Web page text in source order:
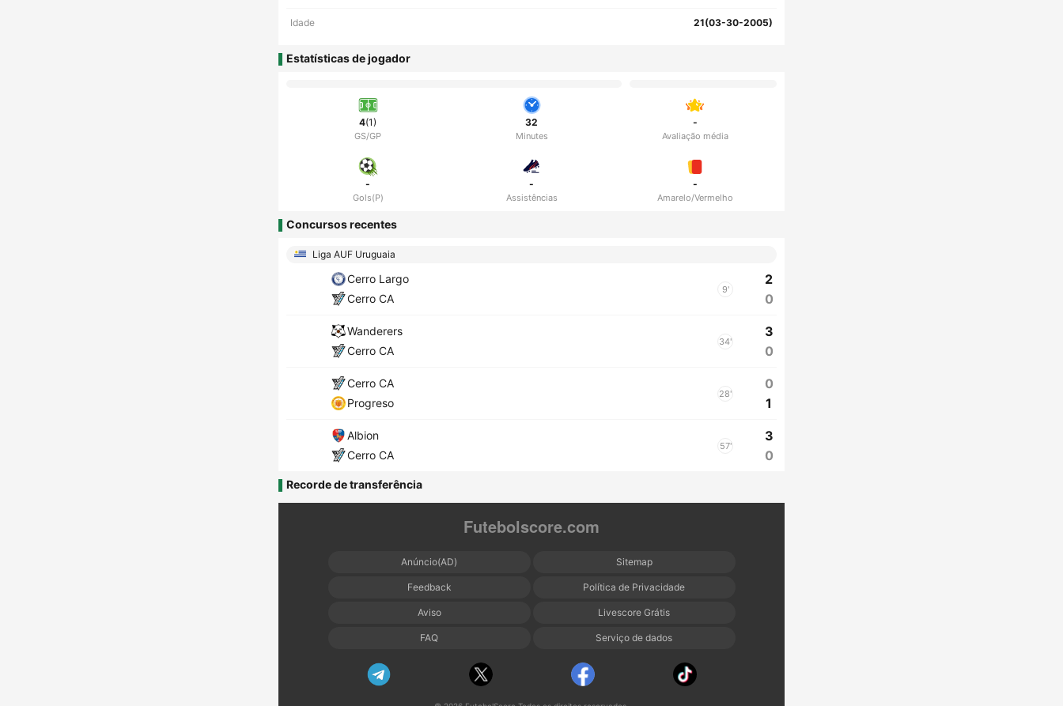
Idade 21(03-30-2005)
Estatísticas de jogador
4(1)
GS/GP
32
Minutes
-
Avaliação média
-
Gols(P)
-
Assistências
-
Amarelo/Vermelho
Concursos recentes
Liga AUF Uruguaia
Cerro Largo
Cerro CA
9'
2
0
Wanderers
Cerro CA
34'
3
0
Cerro CA
Progreso
28'
0
1
Albion
Cerro CA
57'
3
0
Recorde de transferência
Futebolscore.com
Anúncio(AD) Sitemap
Feedback Política de Privacidade
Aviso Livescore Grátis
FAQ Serviço de dados